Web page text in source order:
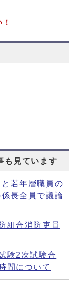
も見ています
若年層職員の
長全員で議論
組合消防吏員
験2次試験合
間について